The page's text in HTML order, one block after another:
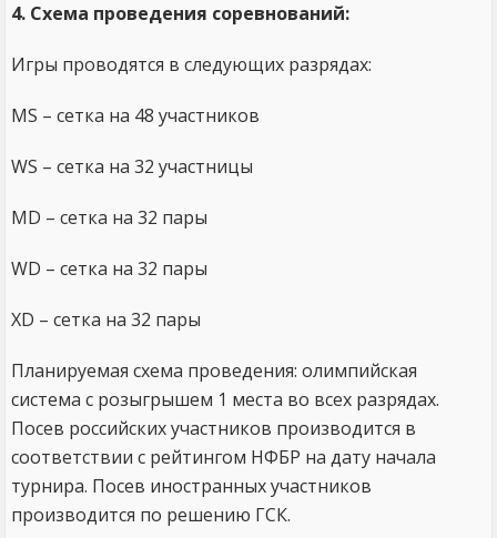
4. Схема проведения соревнований:
Игры проводятся в следующих разрядах:
MS – сетка на 48 участников
WS – сетка на 32 участницы
MD ­– сетка на 32 пары
WD ­– сетка на 32 пары
XD ­– сетка на 32 пары
Планируемая схема проведения: олимпийская
система с розыгрышем 1 места во всех разрядах.
Посев российских участников производится в
соответствии с рейтингом НФБР на дату начала
турнира. Посев иностранных участников
производится по решению ГСК.